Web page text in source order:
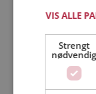
Trinn 3 - Tips til
Dating på mobilen
Dating på
Nettdatingtips
VIS ALLE
Strengt
nødvendig